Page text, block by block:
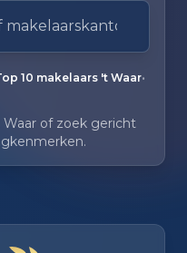
pijl omlaag en pijl
10 makelaars 't Waar•
of zoek gericht